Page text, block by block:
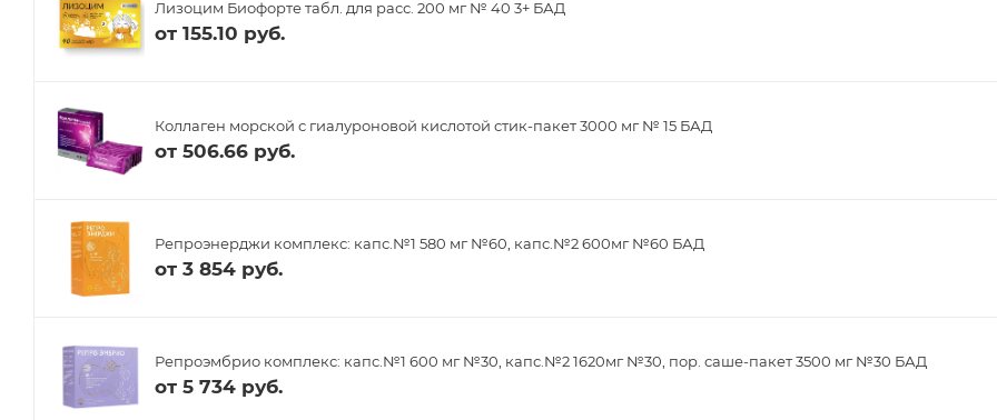
Лизоцим Биофорте табл. для расс. 200 мг № 40 3+ БАД
от 155.10 руб.
Коллаген морской с гиалуроновой кислотой стик-пакет 3000 мг № 15 БАД
от 506.66 руб.
Репроэнерджи комплекс: капс.№1 580 мг №60, капс.№2 600мг №60 БАД
от 3 854 руб.
Репроэмбрио комплекс: капс.№1 600 мг №30, капс.№2 1620мг №30, пор. саше-пакет 3500 мг №30 БАД
от 5 734 руб.